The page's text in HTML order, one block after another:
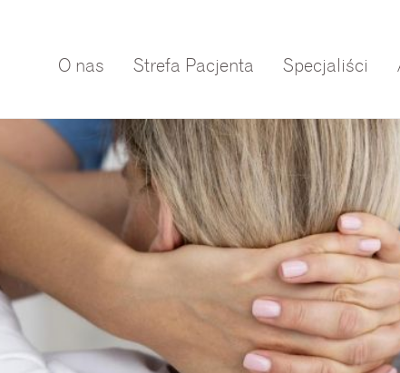
O nas Strefa Pacjenta Specjaliści